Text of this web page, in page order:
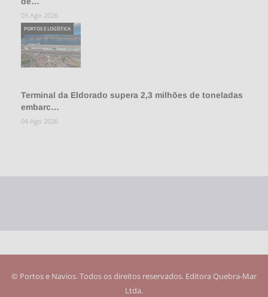
03 Ago 2026
Terminal da Eldorado supera 2,3 milhões de toneladas
embarc…
PORTOS E LOGÍSTICA
04 Ago 2026
© Portos e Navios. Todos os direitos reservados. Editora Quebra-Mar
Ltda.